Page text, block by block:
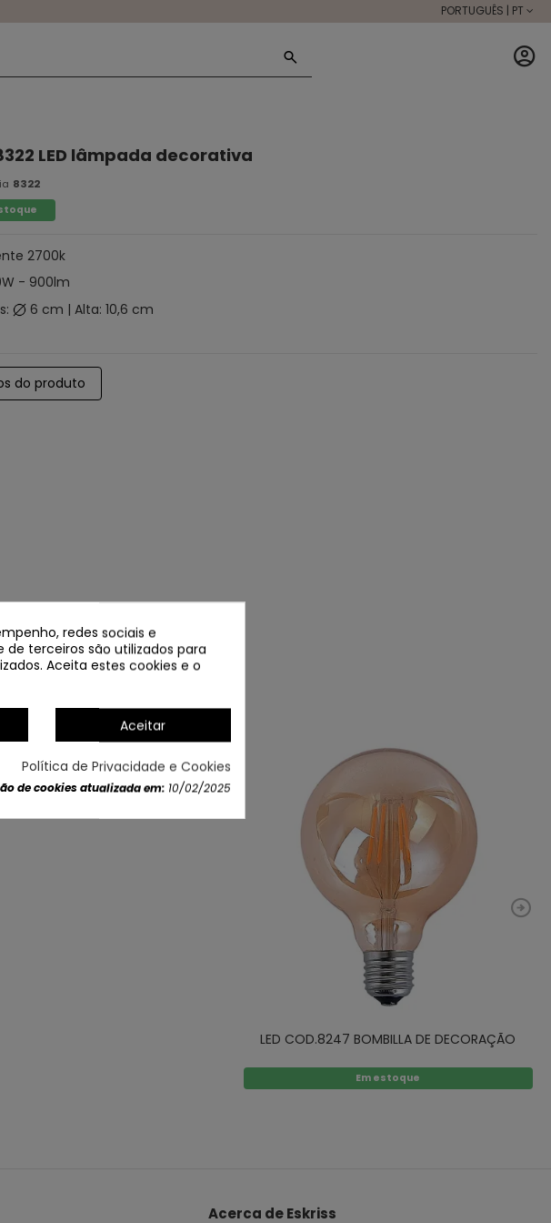
PORTUGUÊS | PT
LED lâmpada decorativa
8322
2700k
- 900lm
6 cm | Alta: 10,6 cm
do produto
BOMBILLA DE DECORAÇÃO
LED COD.8247 BOMBILLA DE DECORAÇÃO
Em estoque
Acerca de Eskriss
redes sociais e
de terceiros são utilizados para
Aceita estes cookies e o
Aceitar
Política de Privacidade e Cookies
de cookies atualizada em: 10/02/2025